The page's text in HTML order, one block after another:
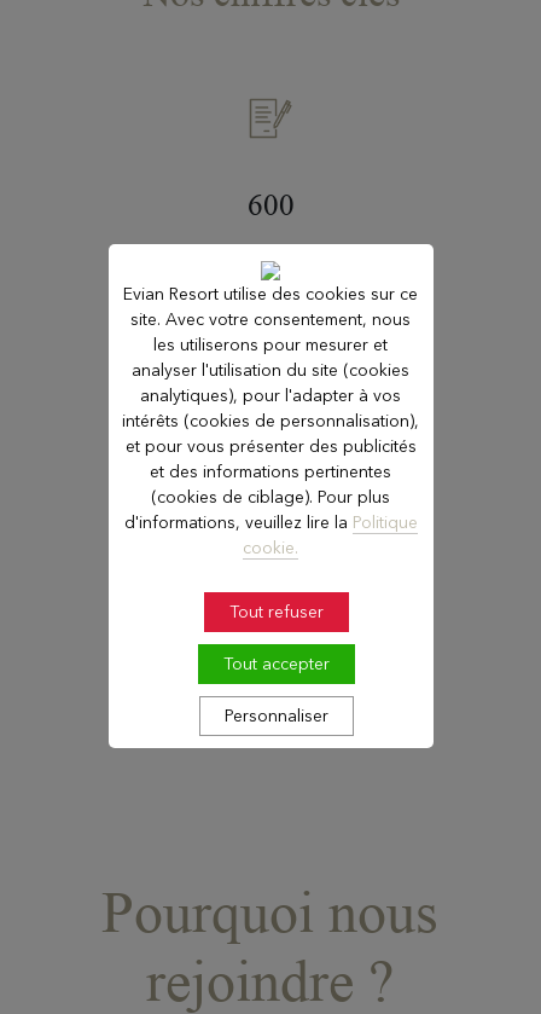
600
recrutements annuels
12 ans
d'ancienneté moyenne
89%
d'index égalité professionnelle
Pourquoi nous
rejoindre ?
Evian Resort utilise des cookies sur ce
site. Avec votre consentement, nous
les utiliserons pour mesurer et
analyser l'utilisation du site (cookies
analytiques), pour l'adapter à vos
intérêts (cookies de personnalisation),
et pour vous présenter des publicités
et des informations pertinentes
(cookies de ciblage). Pour plus
d'informations, veuillez lire la Politique
cookie.
Tout refuser
Tout accepter
Personnaliser